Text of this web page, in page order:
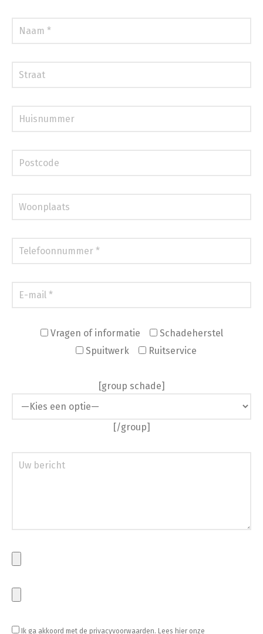
Vragen of informatie
Schadeherstel
Spuitwerk
Ruitservice
[group schade]
[/group]
Ik ga akkoord met de privacyvoorwaarden. Lees hier onze